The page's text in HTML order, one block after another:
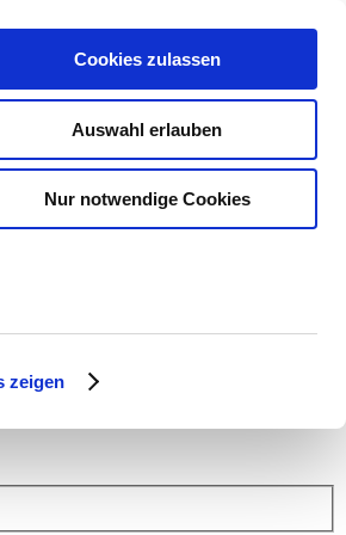
zeigen
Cookies zulassen
Auswahl erlauben
Nur notwendige Cookies